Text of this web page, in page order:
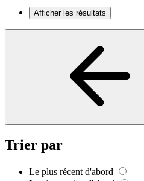
Afficher les résultats
Trier par
Le plus récent d'abord